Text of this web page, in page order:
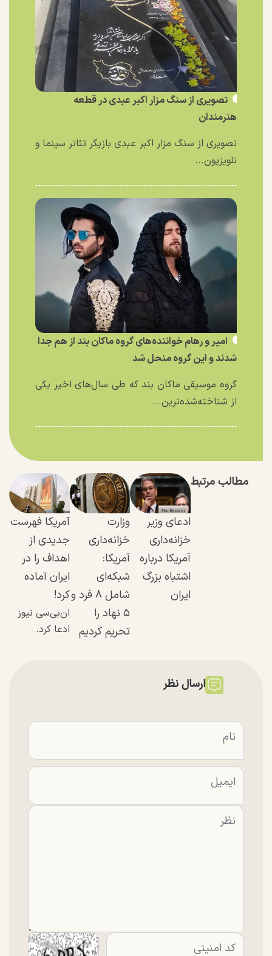
تصویری از سنگ مزار اکبر عبدی در قطعه
هنرمندان
تصویری از سنگ مزار اکبر عبدی بازیگر تئاتر سینما و
تلویزیون...
امیر و رهام خواننده‌های گروه ماکان بند از هم جدا
شدند و این گروه منحل شد
گروه موسیقی ماکان بند که طی سال‌های اخیر یکی
از شناخته‌شده‌ترین...
مطالب مرتبط
ادعای وزیر
خزانه‌داری
آمریکا درباره
اشتباه بزرگ
ایران
وزارت
خزانه‌داری
آمریکا:
شبکه‌ای
شامل ۸ فرد و
۵ نهاد را
تحریم کردیم
آمریکا فهرست
جدیدی از
اهداف را در
ایران آماده
کرد!
ان‌بی‌سی نیوز
ادعا کرد.
ارسال نظر